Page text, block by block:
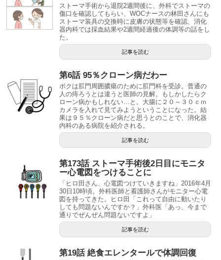
ストーマ手術から退院2週間後に、外科でストーマの
傷口を確認してもらい、WOCナースの林田さんにも
ストーマ装具の交換時に皮膚の状態等を確認、消化
器内科では採血結果や2週間経過後の体調等の話をし
た。
記事を読む
第6話 95％クローン病だわー
ボクは肛門周囲膿瘍のために肛門科を受診。普通の
人の痔ろうとは違うと医師の見解。もしかしたらク
ローン病かもしれない…と。大腸に２０～３０ｃｍ
カメラを入れて見てみようということになった。結
果は９５％クローン病だと思うとのことで、消化器
内科のある病院を紹介される。
記事を読む
第173話 ストーマ手術後2日目にモニタ
ー心電図をつけることに
「ヒロ田さん、心電図つけていきますね」2016年4月
30日10時頃。外科医師と看護師さんがモニター心電
図を持ってきた。ヒロ田「これって自由に動いたり
しても問題ないんですか？」外科医「あっ、今まで
通りでぜんぜん問題ないですよ」
記事を読む
第19話 絶食エレンタールで体調回復